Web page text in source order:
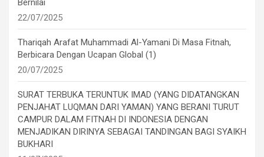
Bernilai
22/07/2025
Thariqah Arafat Muhammadi Al-Yamani Di Masa Fitnah,
Berbicara Dengan Ucapan Global (1)
20/07/2025
SURAT TERBUKA TERUNTUK IMAD (YANG DIDATANGKAN
PENJAHAT LUQMAN DARI YAMAN) YANG BERANI TURUT
CAMPUR DALAM FITNAH DI INDONESIA DENGAN
MENJADIKAN DIRINYA SEBAGAI TANDINGAN BAGI SYAIKH
BUKHARI